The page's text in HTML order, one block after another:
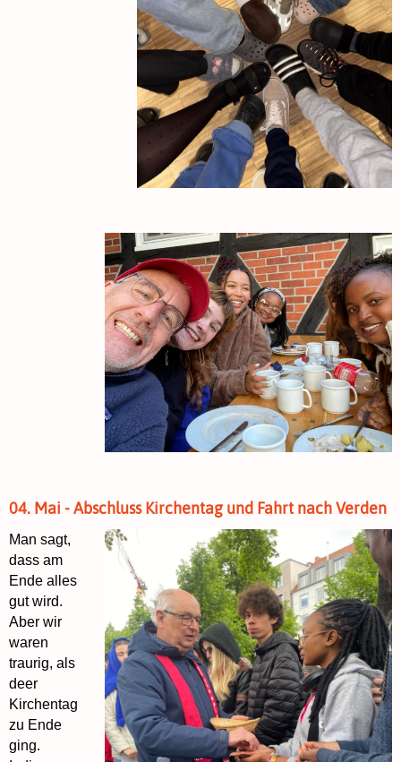
04. Mai - Abschluss Kirchentag und Fahrt nach Verden
Man sagt,
dass am
Ende alles
gut wird.
Aber wir
waren
traurig, als
deer
Kirchentag
zu Ende
ging.